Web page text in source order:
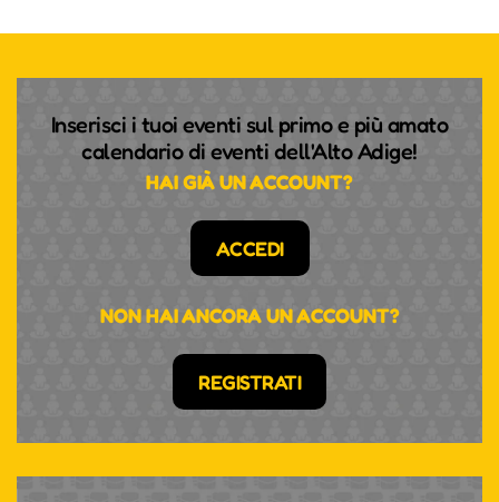
Inserisci i tuoi eventi sul primo e più amato
calendario di eventi dell'Alto Adige!
HAI GIÀ UN ACCOUNT?
ACCEDI
NON HAI ANCORA UN ACCOUNT?
REGISTRATI